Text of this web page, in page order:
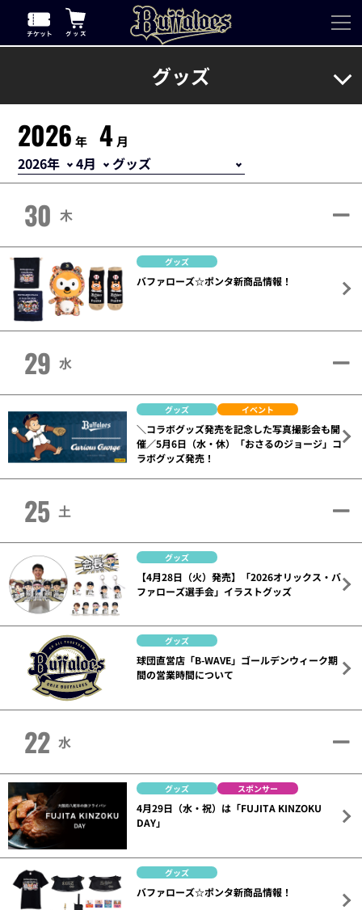
グッズ
2026 年 4 月
30 木
グッズ
バファローズ☆ポンタ新商品情報！
29 水
グッズ イベント
＼コラボグッズ発売を記念した写真撮影会も開
催／5月6日（水・休）「おさるのジョージ」コ
ラボグッズ発売！
25 土
グッズ
【4月28日（火）発売】「2026オリックス・バ
ファローズ選手会」イラストグッズ
グッズ
球団直営店「B-WAVE」ゴールデンウィーク期
間の営業時間について
22 水
グッズ スポンサー
4月29日（水・祝）は「FUJITA KINZOKU
DAY」
グッズ
バファローズ☆ポンタ新商品情報！